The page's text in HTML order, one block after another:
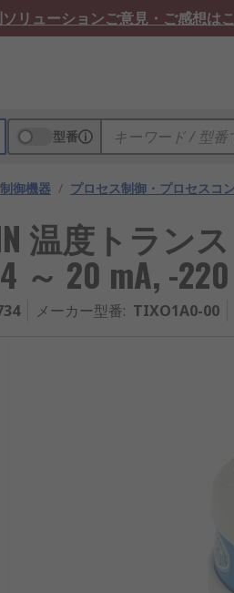
リューションご意見・ご感想は
型番
御機器 / プロセス制御・プロセスコ
温度トラン
～ 20 mA, -
メーカー型番: TIXO1A0-00